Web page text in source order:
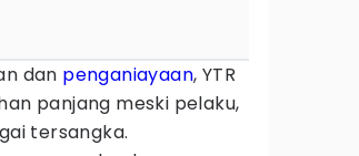
dan penganiayaan, YTR
panjang meski pelaku,
tersangka.